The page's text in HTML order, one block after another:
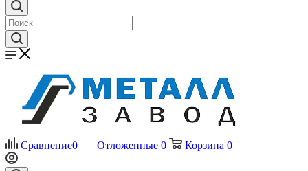
Сравнение0 Отложенные 0 Корзина 0